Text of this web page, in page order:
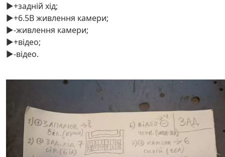
▶️+задній хід;
▶️+6.5В живлення камери;
▶️-живлення камери;
▶️+відео;
▶️-відео.